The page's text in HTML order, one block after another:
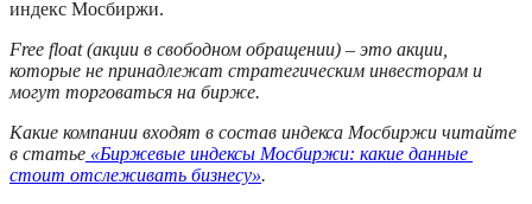
индекс Мосбиржи.
Free float (акции в свободном обращении) – это акции,
которые не принадлежат стратегическим инвесторам и
могут торговаться на бирже.
Какие компании входят в состав индекса Мосбиржи читайте
в статье «Биржевые индексы Мосбиржи: какие данные
стоит отслеживать бизнесу».